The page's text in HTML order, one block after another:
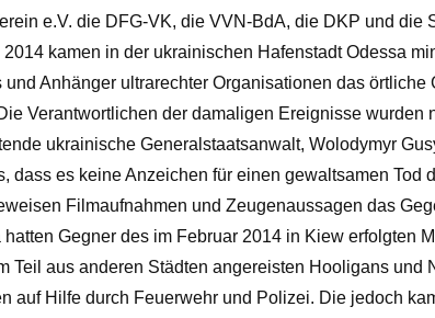
e.V. die DFG-VK, die VVN-BdA, die DKP und die
2014 kamen in der ukrainischen Hafenstadt Odessa
und Anhänger ultrarechter Organisationen das
Verantwortlichen der damaligen Ereignisse wurden
ukrainische Generalstaatsanwalt, Wolodymyr
dass es keine Anzeichen für einen gewaltsamen Tod
Filmaufnahmen und Zeugenaussagen das
Gegner des im Februar 2014 in Kiew erfolgten
Teil aus anderen Städten angereisten Hooligans und
auf Hilfe durch Feuerwehr und Polizei. Die jedoch